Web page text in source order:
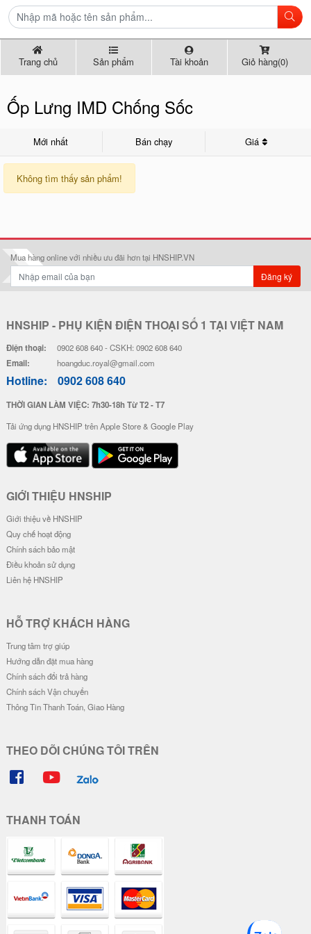
Trang chủ Sản phẩm Tài khoản Giỏ hàng(0)
Ốp Lưng IMD Chống Sốc
Mới nhất Bán chạy Giá
Không tìm thấy sản phẩm!
Mua hàng online với nhiều ưu đãi hơn tại HNSHIP.VN
Đăng ký
HNSHIP - PHỤ KIỆN ĐIỆN THOẠI SỐ 1 TẠI VIỆT NAM
Điện thoại: 0902 608 640 - CSKH: 0902 608 640
Email: hoangduc.royal@gmail.com
Hotline: 0902 608 640
THỜI GIAN LÀM VIỆC: 7h30-18h Từ T2 - T7
Tải ứng dụng HNSHIP trên Apple Store & Google Play
GIỚI THIỆU HNSHIP
Giới thiệu về HNSHIP
Quy chế hoạt động
Chính sách bảo mật
Điều khoản sử dụng
Liên hệ HNSHIP
HỖ TRỢ KHÁCH HÀNG
Trung tâm trợ giúp
Hướng dẫn đặt mua hàng
Chính sách đổi trả hàng
Chính sách Vận chuyển
Thông Tin Thanh Toán, Giao Hàng
THEO DÕI CHÚNG TÔI TRÊN
THANH TOÁN